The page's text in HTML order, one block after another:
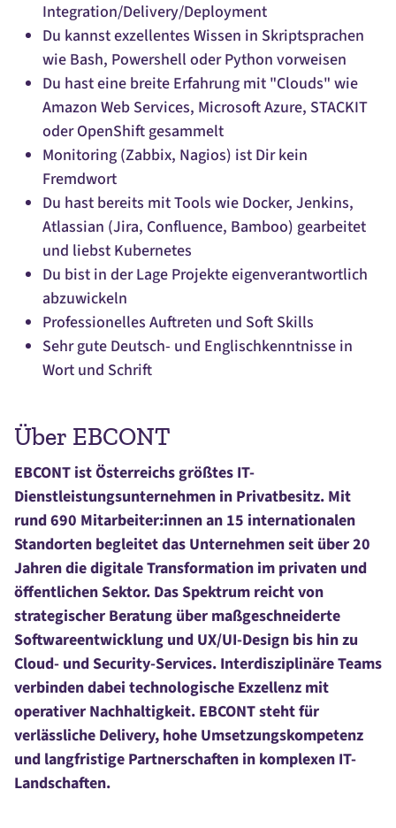
Integration/Delivery/Deployment
Du kannst exzellentes Wissen in Skriptsprachen
wie Bash, Powershell oder Python vorweisen
Du hast eine breite Erfahrung mit "Clouds" wie
Amazon Web Services, Microsoft Azure, STACKIT
oder OpenShift gesammelt
Monitoring (Zabbix, Nagios) ist Dir kein
Fremdwort
Du hast bereits mit Tools wie Docker, Jenkins,
Atlassian (Jira, Confluence, Bamboo) gearbeitet
und liebst Kubernetes
Du bist in der Lage Projekte eigenverantwortlich
abzuwickeln
Professionelles Auftreten und Soft Skills
Sehr gute Deutsch- und Englischkenntnisse in
Wort und Schrift
Über EBCONT
EBCONT ist Österreichs größtes IT-
Dienstleistungsunternehmen in Privatbesitz. Mit
rund 690 Mitarbeiter:innen an 15 internationalen
Standorten begleitet das Unternehmen seit über 20
Jahren die digitale Transformation im privaten und
öffentlichen Sektor. Das Spektrum reicht von
strategischer Beratung über maßgeschneiderte
Softwareentwicklung und UX/UI-Design bis hin zu
Cloud- und Security-Services. Interdisziplinäre Teams
verbinden dabei technologische Exzellenz mit
operativer Nachhaltigkeit. EBCONT steht für
verlässliche Delivery, hohe Umsetzungskompetenz
und langfristige Partnerschaften in komplexen IT-
Landschaften.